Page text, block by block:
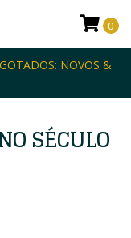
NOVOS &
0
SÉCULO